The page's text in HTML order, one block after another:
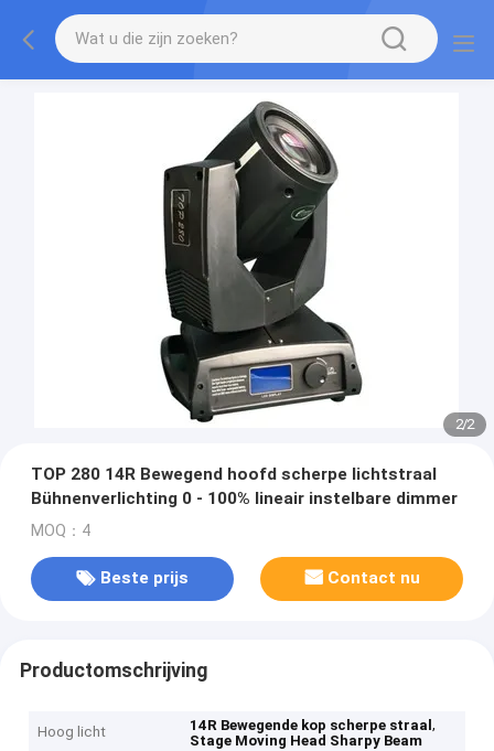
2/2
TOP 280 14R Bewegend hoofd scherpe lichtstraal
Bühnenverlichting 0 - 100% lineair instelbare dimmer
MOQ：4
Beste prijs Contact nu
Productomschrijving
Hoog licht 14R Bewegende kop scherpe straal,
Stage Moving Head Sharpy Beam